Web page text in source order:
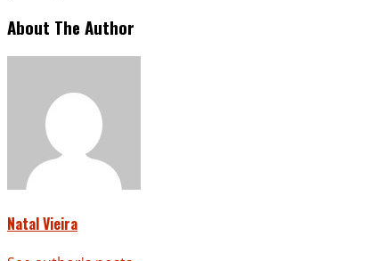
About The Author
Natal Vieira